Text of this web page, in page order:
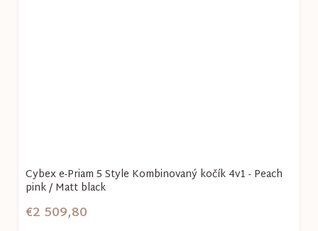
Cybex e-Priam 5 Style Kombinovaný kočík 4v1 - Peach
pink / Matt black
€2 509,80